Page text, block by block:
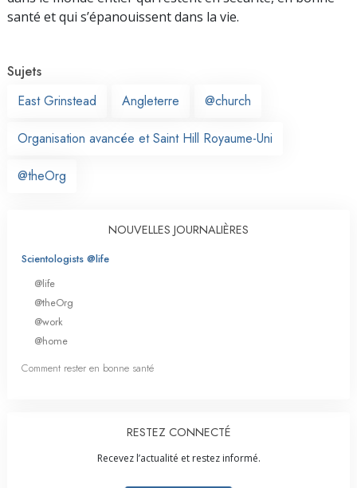
santé et qui s’épanouissent dans la vie.
Sujets
East Grinstead
Angleterre @church
Organisation avancée et Saint Hill Royaume-Uni
@theOrg
NOUVELLES JOURNALIÈRES
Scientologists @life
@life
@theOrg
@work
@home
Comment rester en bonne santé
RESTEZ CONNECTÉ
Recevez l’actualité et restez informé.